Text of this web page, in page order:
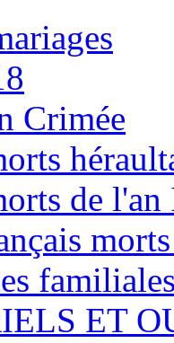
Crimée
de
ET